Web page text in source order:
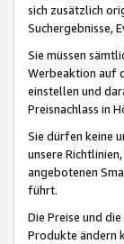
sich zusätzlich
Suchergebnisse,
Sie müssen
Werbeaktion auf
einstellen und
Preisnachlass in
Sie dürfen keine
unsere
angebotenen
führt.
Die Preise und
Produkte ändern